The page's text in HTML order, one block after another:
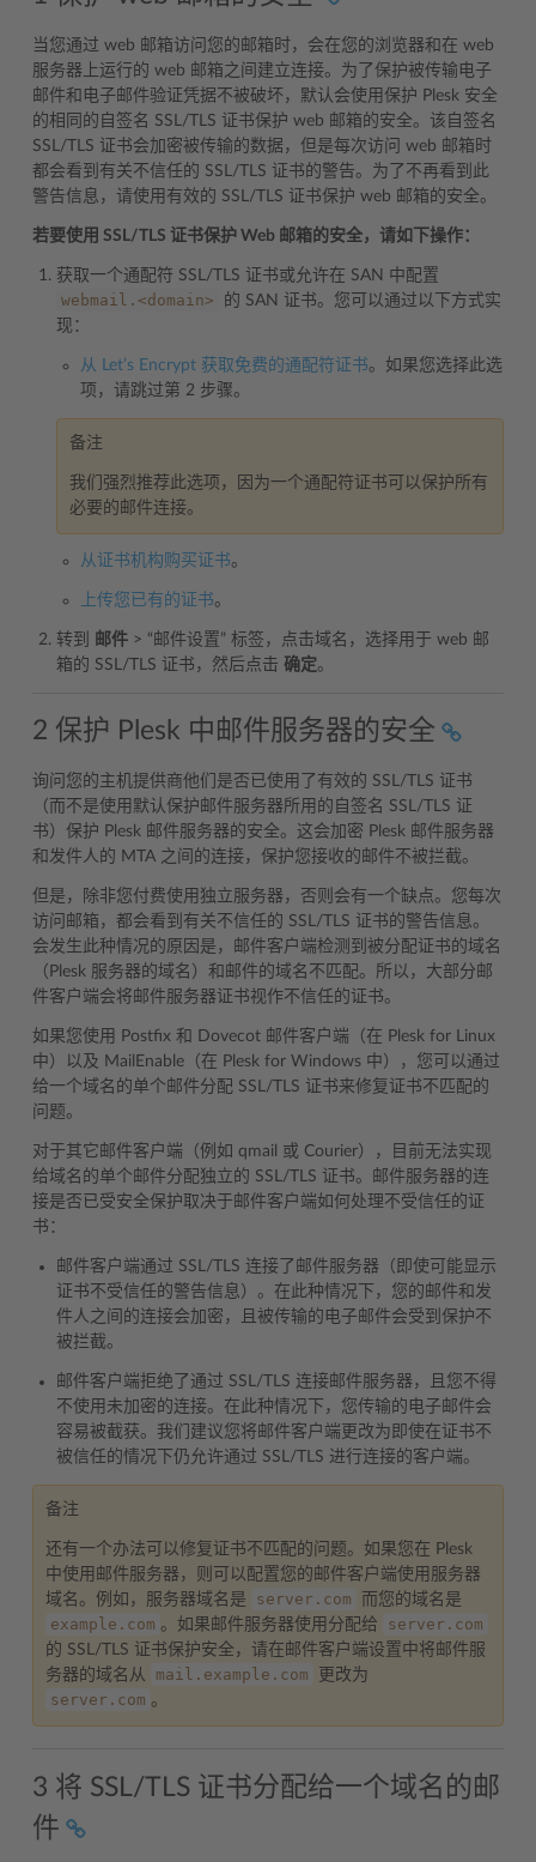
当您通过 web 邮箱访问您的邮箱时，会在您的浏览器和在 web
服务器上运行的 web 邮箱之间建立连接。为了保护被传输电子
邮件和电子邮件验证凭据不被破坏，默认会使用保护 Plesk 安全
的相同的自签名 SSL/TLS 证书保护 web 邮箱的安全。该自签名
SSL/TLS 证书会加密被传输的数据，但是每次访问 web 邮箱时
都会看到有关不信任的 SSL/TLS 证书的警告。为了不再看到此
警告信息，请使用有效的 SSL/TLS 证书保护 web 邮箱的安全。
若要使用 SSL/TLS 证书保护 Web 邮箱的安全，请如下操作：
获取一个通配符 SSL/TLS 证书或允许在 SAN 中配置
webmail.<domain>
的 SAN 证书。您可以通过以下方式实
现：
从 Let’s Encrypt 获取免费的通配符证书。如果您选择此选
项，请跳过第 2 步骤。
备注
我们强烈推荐此选项，因为一个通配符证书可以保护所有
必要的邮件连接。
从证书机构购买证书。
上传您已有的证书。
转到 邮件 > “邮件设置” 标签，点击域名，选择用于 web 邮
箱的 SSL/TLS 证书，然后点击 确定。
2 保护 Plesk 中邮件服务器的安全
询问您的主机提供商他们是否已使用了有效的 SSL/TLS 证书
（而不是使用默认保护邮件服务器所用的自签名 SSL/TLS 证
书）保护 Plesk 邮件服务器的安全。这会加密 Plesk 邮件服务器
和发件人的 MTA 之间的连接，保护您接收的邮件不被拦截。
但是，除非您付费使用独立服务器，否则会有一个缺点。您每次
访问邮箱，都会看到有关不信任的 SSL/TLS 证书的警告信息。
会发生此种情况的原因是，邮件客户端检测到被分配证书的域名
（Plesk 服务器的域名）和邮件的域名不匹配。所以，大部分邮
件客户端会将邮件服务器证书视作不信任的证书。
如果您使用 Postfix 和 Dovecot 邮件客户端（在 Plesk for Linux
中）以及 MailEnable（在 Plesk for Windows 中），您可以通过
给一个域名的单个邮件分配 SSL/TLS 证书来修复证书不匹配的
问题。
对于其它邮件客户端（例如 qmail 或 Courier），目前无法实现
给域名的单个邮件分配独立的 SSL/TLS 证书。邮件服务器的连
接是否已受安全保护取决于邮件客户端如何处理不受信任的证
书：
邮件客户端通过 SSL/TLS 连接了邮件服务器（即使可能显示
证书不受信任的警告信息）。在此种情况下，您的邮件和发
件人之间的连接会加密，且被传输的电子邮件会受到保护不
被拦截。
邮件客户端拒绝了通过 SSL/TLS 连接邮件服务器，且您不得
不使用未加密的连接。在此种情况下，您传输的电子邮件会
容易被截获。我们建议您将邮件客户端更改为即使在证书不
被信任的情况下仍允许通过 SSL/TLS 进行连接的客户端。
备注
还有一个办法可以修复证书不匹配的问题。如果您在 Plesk
中使用邮件服务器，则可以配置您的邮件客户端使用服务器
域名。例如，服务器域名是
server.com 而您的域名是
example.com 。如果邮件服务器使用分配给 server.com
的 SSL/TLS 证书保护安全，请在邮件客户端设置中将邮件服
务器的域名从
mail.example.com 更改为
server.com 。
3 将 SSL/TLS 证书分配给一个域名的邮
件